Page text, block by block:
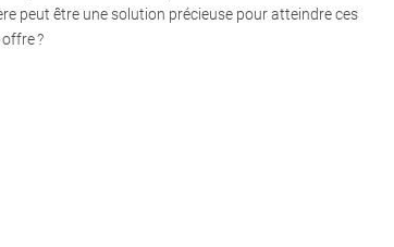
peut être une solution précieuse pour atteindre ces
?